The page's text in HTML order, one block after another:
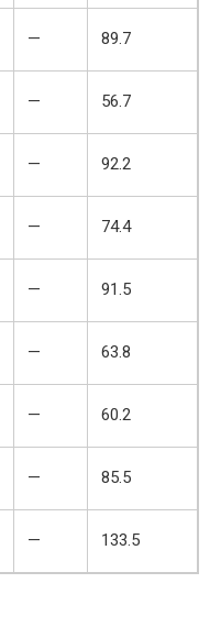
— 89.7
— 56.7
— 92.2
— 74.4
— 91.5
— 63.8
— 60.2
— 85.5
— 133.5